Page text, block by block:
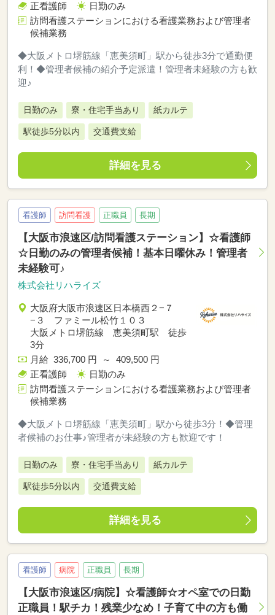
正看護師
日勤のみ
訪問看護ステーションにおける看護業務および管理者
候補業務
◆大阪メトロ堺筋線「恵美須町」駅から徒歩3分で通勤便
利！◆管理者候補の紹介予定派遣！管理者未経験の方も歓
迎♪
日勤のみ 寮・住宅手当あり 紙カルテ
駅徒歩5分以内 交通費支給
詳細を見る
看護師 訪問看護 正職員 長期
【大阪市浪速区/訪問看護ステーション】☆看護師
☆日勤のみの管理者候補！基本日曜休み！管理者
未経験可♪
株式会社リハライズ
大阪府大阪市浪速区日本橋西２−７
−３ ファミール松竹１０３
大阪メトロ堺筋線 恵美須町駅 徒歩
3分
月給 336,700 円 ～ 409,500 円
正看護師
日勤のみ
訪問看護ステーションにおける看護業務および管理者
候補業務
◆大阪メトロ堺筋線「恵美須町」駅から徒歩3分！◆管理
者候補のお仕事♪管理者が未経験の方も歓迎です！
日勤のみ 寮・住宅手当あり 紙カルテ
駅徒歩5分以内 交通費支給
詳細を見る
看護師 病院 正職員 長期
【大阪市浪速区/病院】☆看護師☆オペ室での日勤
正職員！駅チカ！残業少なめ！子育て中の方も働